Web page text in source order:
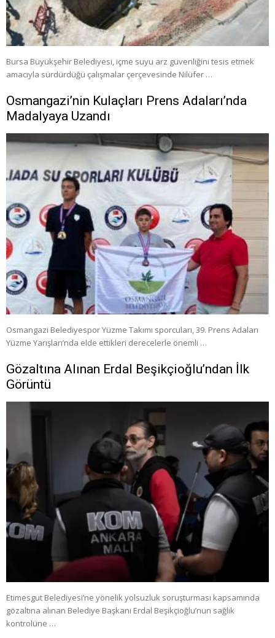
Bursa Büyükşehir Belediyesi, içme suyu arz güvenliğini tesis etmek
amacıyla sürdürdüğü çalışmalar çerçevesinde Nilüfer …
Osmangazi’nin Kulaçları Prens Adaları’nda
Madalyaya Uzandı
Osmangazi Belediyespor Yüzme Takımı sporcuları, 39. Prens Adaları
Yüzme Yarışları’nda elde ettikleri derecelerle önemli …
Gözaltına Alınan Erdal Beşikçioğlu’ndan İlk
Görüntü
Etimesgut Belediyesi’ne yönelik yolsuzluk soruşturması kapsamında
gözaltına alınan Belediye Başkanı Erdal Beşikçioğlu’nun sağlık
kontrolüne …